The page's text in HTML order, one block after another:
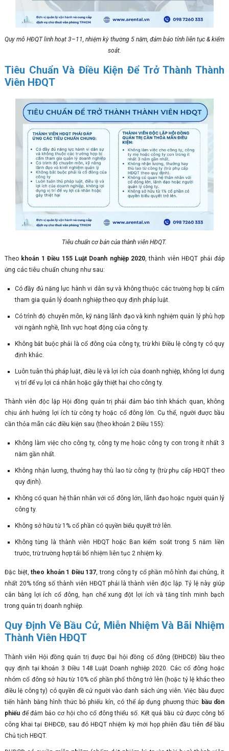
Quy mô HĐQT linh hoạt 3–11, nhiệm kỳ thường 5 năm, đảm bảo tính liên tục & kiểm
soát.
Tiêu Chuẩn Và Điều Kiện Để Trở Thành Thành
Viên HĐQT
Tiêu chuẩn cơ bản của thành viên HĐQT.
Theo khoản 1 Điều 155 Luật Doanh nghiệp 2020, thành viên HĐQT phải đáp
ứng các tiêu chuẩn chung như sau:
Có đầy đủ năng lực hành vi dân sự và không thuộc các trường hợp bị cấm
tham gia quản lý doanh nghiệp theo quy định pháp luật.
Có trình độ chuyên môn, kỹ năng lãnh đạo và kinh nghiệm quản lý phù hợp
với ngành nghề, lĩnh vực hoạt động của công ty.
Không bắt buộc phải là cổ đông của công ty, trừ khi Điều lệ công ty có quy
định khác.
Luôn tuân thủ pháp luật, điều lệ và lợi ích của doanh nghiệp, không lợi dụng
vị trí để vụ lợi cá nhân hoặc gây thiệt hại cho công ty.
Thành viên độc lập Hội đồng quản trị phải đảm bảo tính khách quan, không
chịu ảnh hưởng lợi ích từ công ty hoặc cổ đông lớn. Cụ thể, người được bầu
cần thỏa mãn các điều kiện sau (theo khoản 2 Điều 155):
Không làm việc cho công ty, công ty mẹ hoặc công ty con trong ít nhất 3
năm gần nhất.
Không nhận lương, thưởng hay thù lao từ công ty (trừ phụ cấp HĐQT theo
quy định).
Không có quan hệ thân nhân với cổ đông lớn, lãnh đạo hoặc người quản lý
công ty.
Không sở hữu từ 1% cổ phần có quyền biểu quyết trở lên.
Không từng là thành viên HĐQT hoặc Ban kiểm soát trong 5 năm liền
trước, trừ trường hợp tái bổ nhiệm liên tục 2 nhiệm kỳ.
Đặc biệt,theo khoản 1 Điều 137, trong công ty cổ phần mô hình đại chúng, ít
nhất 20% tổng số thành viên HĐQT phải là thành viên độc lập. Tỷ lệ này giúp
cân bằng lợi ích cổ đông, hạn chế xung đột lợi ích và tăng tính minh bạch
trong quản trị doanh nghiệp.
Quy Định Về Bầu Cử, Miễn Nhiệm Và Bãi Nhiệm
Thành Viên HĐQT
Thành viên Hội đồng quản trị được Đại hội đồng cổ đông (ĐHĐCĐ) bầu theo
quy định tại khoản 3 Điều 148 Luật Doanh nghiệp 2020. Các cổ đông hoặc
nhóm cổ đông sở hữu từ 10% cổ phần phổ thông trở lên (hoặc tỷ lệ khác theo
điều lệ công ty) có quyền đề cử người vào danh sách ứng viên. Việc bầu được
tiến hành bằng hình thức bỏ phiếu kín, có thể áp dụng phương thức bầu dồn
phiếuđể đảm bảo cơ hội cho cổ đông thiểu số. Kết quả bầu cử được công bố
công khai tại ĐHĐCĐ, sau đó HĐQT nhiệm kỳ mới họp phiên đầu tiên để bầu
Chủ tịch HĐQT.